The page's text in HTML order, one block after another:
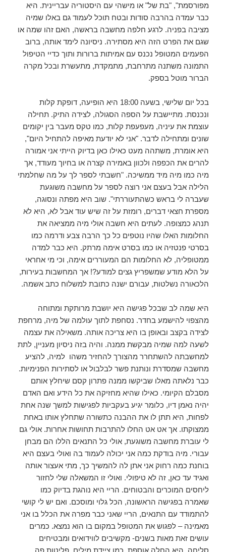
מפורסמת", "בת של" או מישהי עם היסטוריה עבריינית. היא
כבר עמדה בהרבה סודות ובטח תוכל לעמוד גם באלו שמיה
מציבה בפניה. לרגע חלפה מחשבה בראשה, האם זהו שמה או
שגם את הפרט הזה היא מסתירה. ניסיונה לימד אותה, ברוב
הפעמים המטופל נכנס עם אמיתות ברורות ותוך כדיי הטיפול
התמונה משתנה מתרחבת, מתמקדת, מתעשרת ובכל מקרה
הברור מוטל בספק.
בכל יום שלישי, בשעה 18:00 היא הופיעה, דופקת קלות
ונכנסת. מתיישבת על הספה הסגולה, לצידה התיק. תחילה
עוצמת את עיניה, מעפעפת קלות, כמו טקס מעבר בין יקומים
שונים ומתחילה לדבר. "אני לא יודעת מאיפה להתחיל היום",
היא אומרת, משתהה מעט כאילו כאן בדיוק הייתי אני אמורה
להרים את הכפפה ולכוון באמירה קצרה או בחיוך מעודד, אך
מיה כמו מיה מיד ממשיכה. "חשבתי לספר לך על מה שחלמתי
הלילה אבל בעצם אני רוצה לספר על מחשבה משוגעת
שעברה לי בראש כשהתעוררתי". שוב היא מפתה ונסוגה,
מספרת חצאי דברים, רומזת על זה שיש עוד אבל לא, היא לא
תנהג כמצופה. לעתים היא חשבה אולי מיה ממציאה את
החלומות האלו שהיו נוטפים כל כך הרבה צבע ודרמה כמו
בסרטי פנטזיה או כמו בסרט אימה מרתק. היא כבר למדה
ממטופליה, לא החלומות הם המעוררים אימה, וכי מי אחראי
על הלא מודע שמשפריץ גצים למודע?! אך המחשבות בעירות,
הלכאורה נשלטות, עבורם ישנה כתובת למשלוח כתב אשמה.
היא שמה לב שבכל פגישה היא יושבת מרותקת ומתוחה
מהצפוי להישמע בחדר. נסחפת לתוך עולמה של מיה, מרחפת
לצידה בקצב ובאופן בו היא צריכה אותה. משאילה את עצמה
לשעה למה שמיה מבקשת ממנה. והיה בזה ניסיון מעניין, לתת
למחשבתה להשתחרר מהצורך להחזיר משהו למיה, להציע
מחשבה שמסדרת ונותנת פשר לבלבול או לסתירות הפנימיות.
כבר נלאתה מאלו שביקשו ממנה פתרון קסם שיחלץ אותם
מסבלם הקיומי. כאילו שהיא מחזיקה את כל הידע ואם האדם
יהיה נאמן דיו, כלומר יגיע בעקביות לפגישות למשך שנה אחת
לפחות, היא תתן לו את ההבנה כתשורה שתחלץ אותו באחת
ממצוקתו. אך אט אט החלו להתרבות תחושות אחרות. אולי גם
לי עוברת מחשבה משוגעת, אולי כל התנאים הללו הם מבחן
עבורי. מיה בודקת כמה אני יכולה לעמוד בה ואולי בעצם היא
בוחנת כמה רחוק אני אתן לה להמשיך כך, מתי אעצור אותה
ואגיד עד כאן, זה לא טיפולי. ואולי זו המשאלה שלי לחזור
ליחסים המוכרים והבטוחים. הריי היא נוהגת בדיוק כמו
שאמרה בפגישה הראשונה, הכל גלוי ומוסכם. ואם יש לי קושי
להתמודד עם התנאים, הריי שאני כבר מפרה את הכלל בו אני
מאמינה – לפגוש את המטופל במקום בו הוא נמצא. כמרים
עושים זאת מאות בשנים- מקשיבים לווידואים ומבטיחים
סליחה. היא החלה אוספת, כמו ציידת מילים, פליטות פה,